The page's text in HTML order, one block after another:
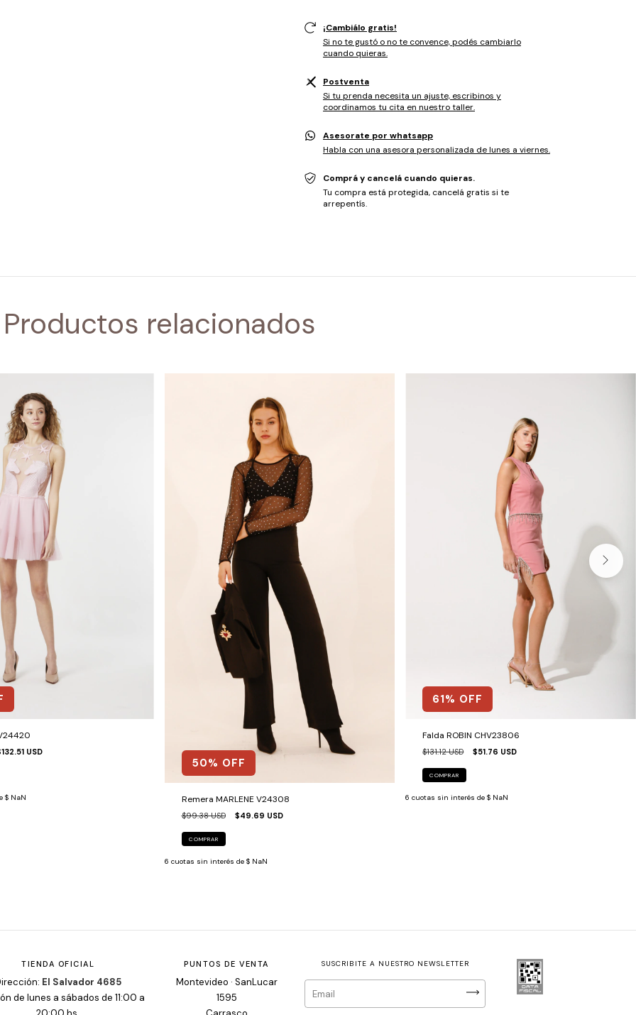
¡Cambiálo gratis!
Si no te gustó o no te convence, podés cambiarlo
cuando quieras.
Postventa
Si tu prenda necesita un ajuste, escribinos y
coordinamos tu cita en nuestro taller.
Asesorate por whatsapp
Habla con una asesora personalizada de lunes a viernes.
Comprá y cancelá cuando quieras.
Tu compra está protegida, cancelá gratis si te
arrepentís.
Productos relacionados
USD
$ NaN
50% OFF
Remera MARLENE V24308
$99.38 USD $49.69 USD
COMPRAR
6 cuotas sin interés de $ NaN
61% OFF
Falda ROBIN CHV23806
$131.12 USD $51.76 USD
COMPRAR
6 cuotas sin interés de$ NaN
TIENDA OFICIAL
El Salvador 4685
de lunes a sábados de 11:00 a
PUNTOS DE VENTA
Montevideo · SanLucar
1595
SUSCRIBITE A NUESTRO NEWSLETTER